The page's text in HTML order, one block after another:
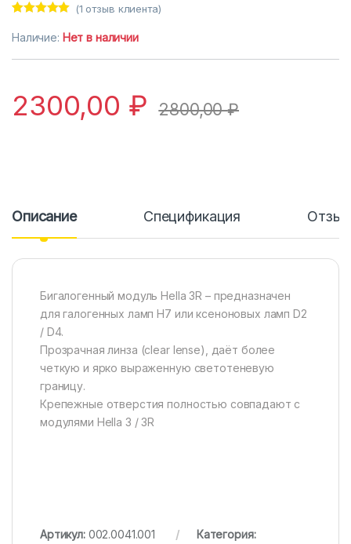
5.00из 5 на
опроса
(1 отзыв клиента)
Наличие: Нет в наличии
2300,00 ₽ 2800,00₽
Описание Спецификация
Бигалогенный модуль Hella 3R – предназначен
для галогенных ламп H7 или ксеноновых ламп D2
/ D4.
Прозрачная линза (clear lense), даёт более
четкую и ярко выраженную светотеневую
границу.
Крепежные отверстия полностью совпадают с
модулями Hella 3 / 3R
Артикул: 002.0041.001
Категория: